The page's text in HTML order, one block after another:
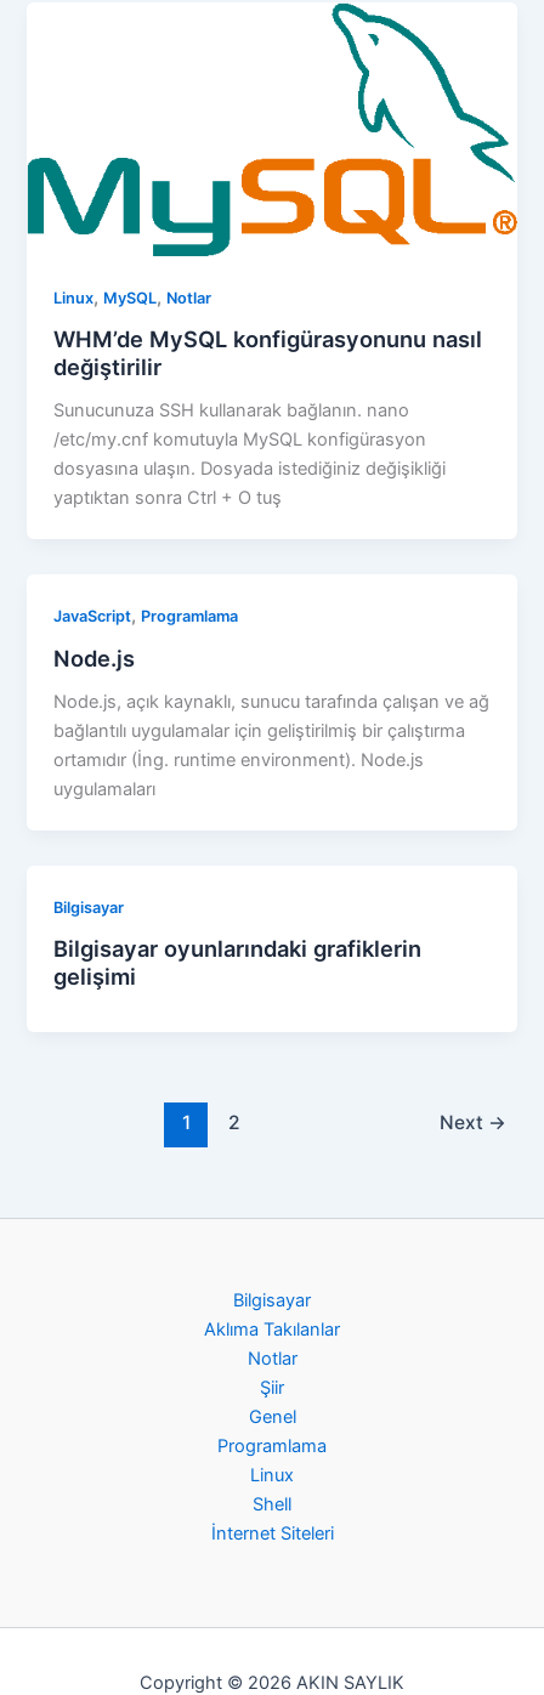
Linux, MySQL, Notlar
WHM’de MySQL konfigürasyonunu nasıl
değiştirilir
Sunucunuza SSH kullanarak bağlanın. nano
/etc/my.cnf komutuyla MySQL konfigürasyon
dosyasına ulaşın. Dosyada istediğiniz değişikliği
yaptıktan sonra Ctrl + O tuş
JavaScript, Programlama
Node.js
Node.js, açık kaynaklı, sunucu tarafında çalışan ve ağ
bağlantılı uygulamalar için geliştirilmiş bir çalıştırma
ortamıdır (İng. runtime environment). Node.js
uygulamaları
Bilgisayar
Bilgisayar oyunlarındaki grafiklerin
gelişimi
1 2 Next →
Bilgisayar
Aklıma Takılanlar
Notlar
Şiir
Genel
Programlama
Linux
Shell
İnternet Siteleri
Copyright © 2026 AKIN SAYLIK